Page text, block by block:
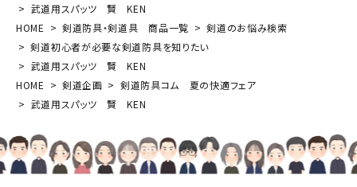
武道用スパッツ 賢 KEN
HOME
剣道防具・剣道具 商品一覧
剣道のお悩み検索
剣道初心者が必要な剣道防具を知りたい
武道用スパッツ 賢 KEN
HOME
剣道企画
剣道防具コム 夏の快適フェア
武道用スパッツ 賢 KEN